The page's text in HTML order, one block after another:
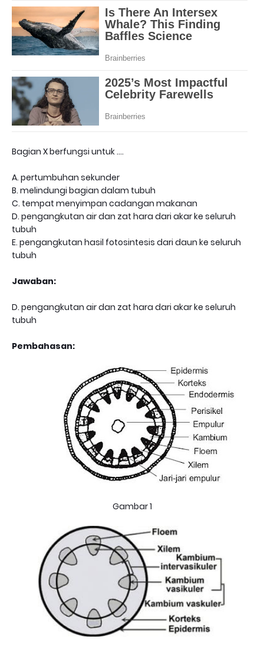
Bagian X berfungsi untuk ….
A. pertumbuhan sekunder
B. melindungi bagian dalam tubuh
C. tempat menyimpan cadangan makanan
D. pengangkutan air dan zat hara dari akar ke seluruh
tubuh
E. pengangkutan hasil fotosintesis dari daun ke seluruh
tubuh
Jawaban:
D. pengangkutan air dan zat hara dari akar ke seluruh
tubuh
Pembahasan:
Gambar 1